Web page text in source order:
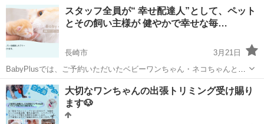
スタッフ全員が“ 幸せ配達人”として、ペット
とその飼い主様が 健やかで幸せな毎…
長崎市
3月21日
BabyPlusでは、ご予約いただいたベビーワンちゃん・ネコちゃんとの
ご対面やお迎えを全国のペットプラスでおこなっています。 ペットプ
ラスでは、健康診断による健康管理や安全管理だけでなく、お迎えい
ただいてからも飼い主様、ワ...
長崎 長崎市 ペットショップ インスタ
大切なワンちゃんの出張トリミング受け賜り
ます🐶